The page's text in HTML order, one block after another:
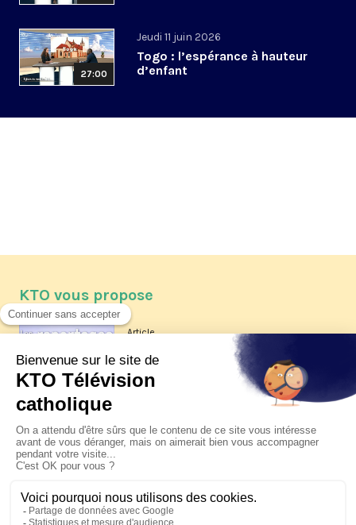
27:00
Jeudi 11 juin 2026
Togo : l’espérance à hauteur
d’enfant
KTO vous propose
Article
Les reportages d'été 2026 de KTO
La visite pastorale du pape Léon
XIV à Assise à suivre sur KTO le
jeudi 6 août
Le pape en Uruguay, Argentine et
Pérou du 6 au 17 novembre 2026